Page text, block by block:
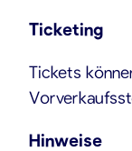
Ticketing
Tickets
Hinweise